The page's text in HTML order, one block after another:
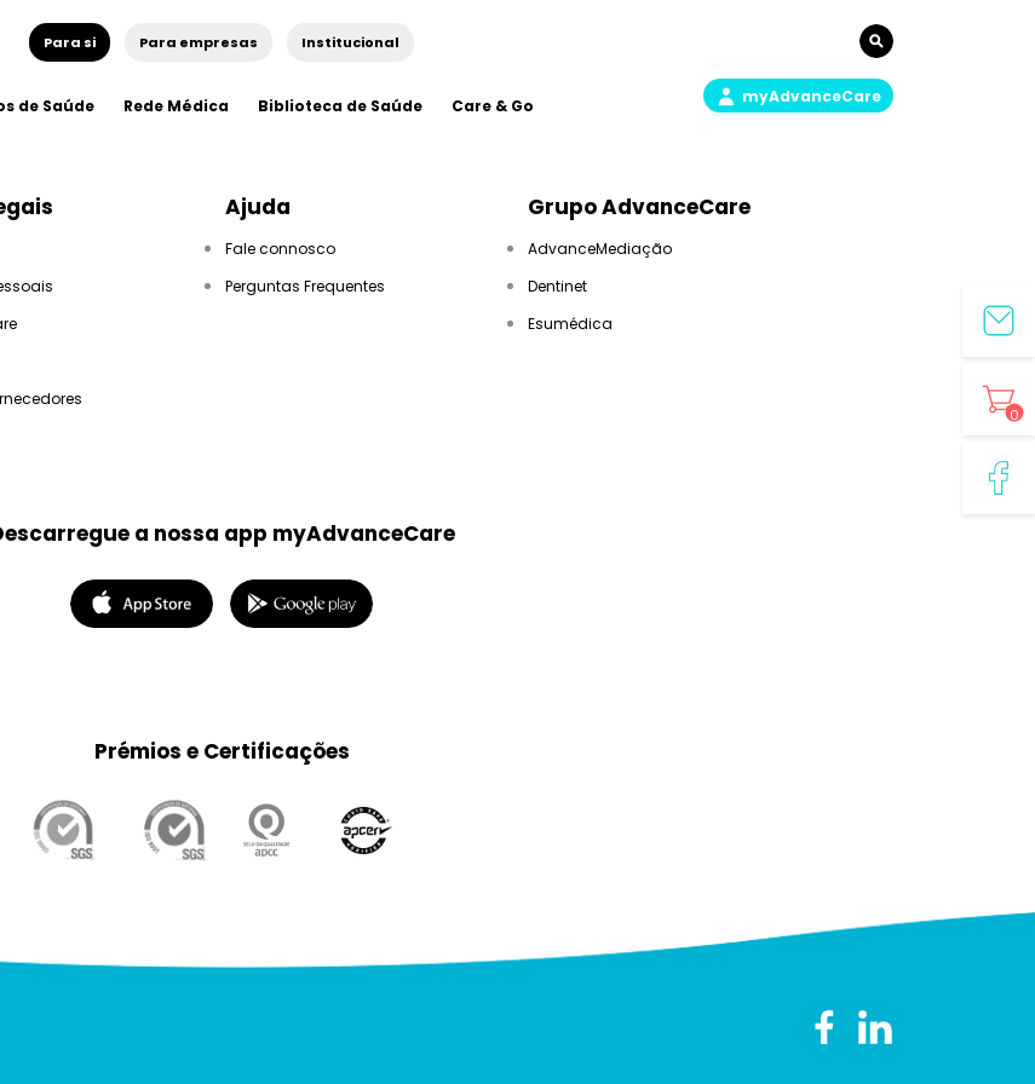
Para si Para empresas Institucional
de Saúde Rede Médica Biblioteca de Saúde Care & Go myAdvanceCare
Ajuda
Fale connosco
Perguntas Frequentes
Grupo AdvanceCare
AdvanceMediação
Dentinet
Esumédica
a nossa app myAdvanceCare
Prémios e Certificações
0